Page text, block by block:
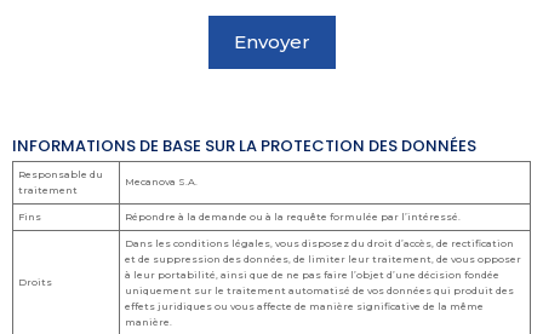
INFORMATIONS DE BASE SUR LA PROTECTION DES DONNÉES
Responsable du
traitement
Mecanova S.A.
Fins Répondre à la demande ou à la requête formulée par l’intéressé.
Droits
Dans les conditions légales, vous disposez du droit d’accès, de rectification
et de suppression des données, de limiter leur traitement, de vous opposer
à leur portabilité, ainsi que de ne pas faire l’objet d’une décision fondée
uniquement sur le traitement automatisé de vos données qui produit des
effets juridiques ou vous affecte de manière significative de la même
manière.